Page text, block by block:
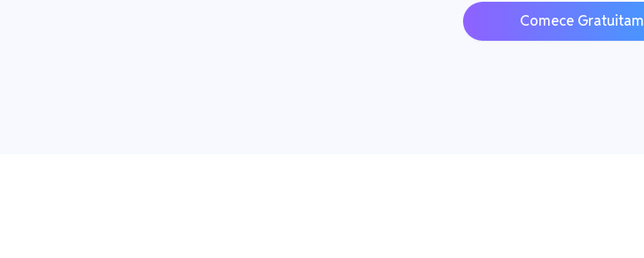
Comece